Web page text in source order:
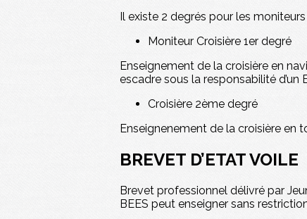
Il existe 2 degrés pour les
Moniteur Croisière 1er degré
Enseignement de la croisière en
escadre sous la responsabilité d’un
Croisière 2ème degré
Enseignenement de la croisière en
BREVET D’ETAT VOILE
Brevet professionnel délivré par
BEES peut enseigner sans